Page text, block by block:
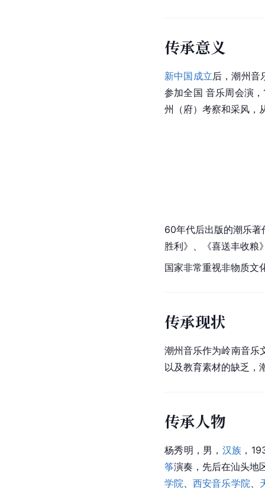
传承意义
新中国成立后，潮州音
参加全国 音乐周会演
州
（府）考察和采风
60年代后出版的潮乐
胜利》、《喜送丰收粮
国家非常重视非物质文
传承现状
潮州音乐作为岭南音乐
以及教育素材的缺乏，
传承人物
杨秀明，男， 汉族 ，
筝演奏，先后在汕头地
学院 、西安音乐学院